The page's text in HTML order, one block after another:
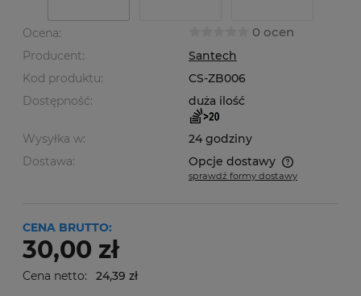
Ocena: 0 ocen
Producent:
Santech
Kod produktu:
CS-ZB006
Dostępność:
duża ilość
Wysyłka w:
24 godziny
Dostawa:
Opcje dostawy
Cena nie zawiera ewentualnych kosztów płatności
sprawdź formy dostawy
CENA BRUTTO:
30,00 zł
Cena netto: 24,39 zł